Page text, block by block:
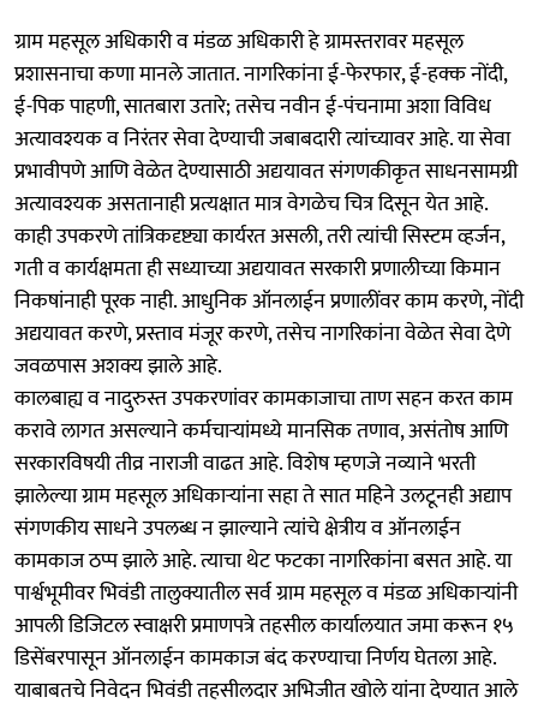
ग्राम महसूल अधिकारी व मंडळ अधिकारी हे ग्रामस्तरावर महसूल
प्रशासनाचा कणा मानले जातात. नागरिकांना ई-फेरफार, ई-हक्क नोंदी,
ई-पिक पाहणी, सातबारा उतारे; तसेच नवीन ई-पंचनामा अशा विविध
अत्यावश्यक व निरंतर सेवा देण्याची जबाबदारी त्यांच्यावर आहे. या सेवा
प्रभावीपणे आणि वेळेत देण्यासाठी अद्ययावत संगणकीकृत साधनसामग्री
अत्यावश्यक असतानाही प्रत्यक्षात मात्र वेगळेच चित्र दिसून येत आहे.
काही उपकरणे तांत्रिकदृष्ट्या कार्यरत असली, तरी त्यांची सिस्टम व्हर्जन,
गती व कार्यक्षमता ही सध्याच्या अद्ययावत सरकारी प्रणालीच्या किमान
निकषांनाही पूरक नाही. आधुनिक ऑनलाईन प्रणालींवर काम करणे, नोंदी
अद्ययावत करणे, प्रस्ताव मंजूर करणे, तसेच नागरिकांना वेळेत सेवा देणे
जवळपास अशक्य झाले आहे.
कालबाह्य व नादुरुस्त उपकरणांवर कामकाजाचा ताण सहन करत काम
करावे लागत असल्याने कर्मचाऱ्यांमध्ये मानसिक तणाव, असंतोष आणि
सरकारविषयी तीव्र नाराजी वाढत आहे. विशेष म्हणजे नव्याने भरती
झालेल्या ग्राम महसूल अधिकाऱ्यांना सहा ते सात महिने उलटूनही अद्याप
संगणकीय साधने उपलब्ध न झाल्याने त्यांचे क्षेत्रीय व ऑनलाईन
कामकाज ठप्प झाले आहे. त्याचा थेट फटका नागरिकांना बसत आहे. या
पार्श्वभूमीवर भिवंडी तालुक्यातील सर्व ग्राम महसूल व मंडळ अधिकाऱ्यांनी
आपली डिजिटल स्वाक्षरी प्रमाणपत्रे तहसील कार्यालयात जमा करून १५
डिसेंबरपासून ऑनलाईन कामकाज बंद करण्याचा निर्णय घेतला आहे.
याबाबतचे निवेदन भिवंडी तहसीलदार अभिजीत खोले यांना देण्यात आले